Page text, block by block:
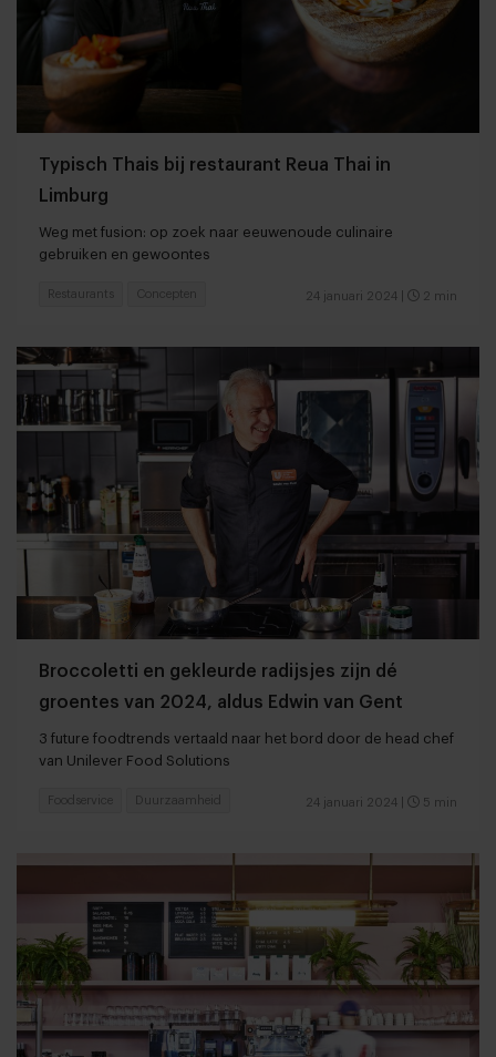
Typisch Thais bij restaurant Reua Thai in
Limburg
Weg met fusion: op zoek naar eeuwenoude culinaire
gebruiken en gewoontes
24 januari 2024 2 min
Restaurants Concepten
Broccoletti en gekleurde radijsjes zijn dé
groentes van 2024, aldus Edwin van Gent
3 future foodtrends vertaald naar het bord door de head chef
van Unilever Food Solutions
24 januari 2024 5 min
Foodservice Duurzaamheid